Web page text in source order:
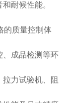
耐候性能。
的质量控制体
、成品检测等环
力试验机、阻